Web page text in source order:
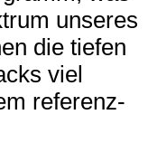
unseres
die tiefen
viel
referenz-